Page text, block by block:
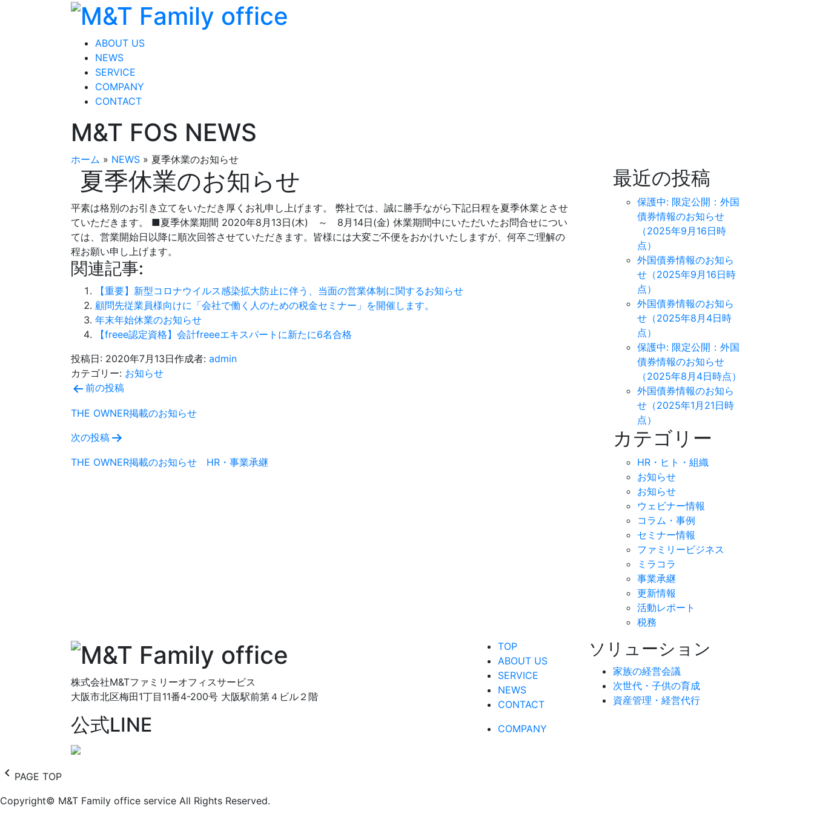
ABOUT US
NEWS
SERVICE
COMPANY
CONTACT
M&T FOS NEWS
ホーム » NEWS » 夏季休業のお知らせ
夏季休業のお知らせ
平素は格別のお引き立てをいただき厚くお礼申し上げます。 弊社では、誠に勝手ながら下記日程を夏季休業とさせ
ていただきます。 ■夏季休業期間 2020年8月13日(木) ～ 8月14日(金) 休業期間中にいただいたお問合せについ
ては、営業開始日以降に順次回答させていただきます。皆様には大変ご不便をおかけいたしますが、何卒ご理解の
程お願い申し上げます。
関連記事:
【重要】新型コロナウイルス感染拡大防止に伴う、当面の営業体制に関するお知らせ
顧問先従業員様向けに「会社で働く人のための税金セミナー」を開催します。
年末年始休業のお知らせ
【freee認定資格】会計freeeエキスパートに新たに6名合格
投稿日: 2020年7月13日作成者: admin
カテゴリー: お知らせ
投
稿
ナ
ビ
前の投稿
THE OWNER掲載のお知らせ
次の投稿
THE OWNER掲載のお知らせ HR・事業承継
最近の投稿
保護中: 限定公開：外国
債券情報のお知らせ
（2025年9月16日時
点）
外国債券情報のお知ら
せ（2025年9月16日時
点）
外国債券情報のお知ら
せ（2025年8月4日時
点）
保護中: 限定公開：外国
債券情報のお知らせ
（2025年8月4日時点）
外国債券情報のお知ら
せ（2025年1月21日時
点）
カテゴリー
HR・ヒト・組織
お知らせ
お知らせ
ウェビナー情報
コラム・事例
セミナー情報
ファミリービジネス
ミラコラ
事業承継
更新情報
活動レポート
税務
株式会社M&Tファミリーオフィスサービス
大阪市北区梅田1丁目11番4-200号 大阪駅前第４ビル２階
公式LINE
TOP
ABOUT US
SERVICE
NEWS
CONTACT
COMPANY
ソリューション
家族の経営会議
次世代・子供の育成
資産管理・経営代行
chevron_left PAGE TOP
Copyright© M&T Family office service All Rights Reserved.